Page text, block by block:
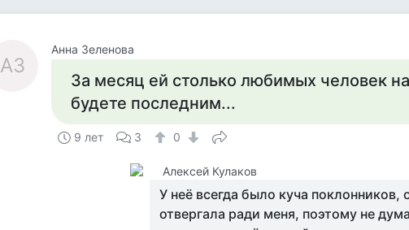
АЗ
Анна Зеленова
За месяц ей столько любимых человек
будете последним...
9 лет 3 0
Алексей Кулаков
У неё всегда было куча поклонников,
отвергала ради меня, поэтому не